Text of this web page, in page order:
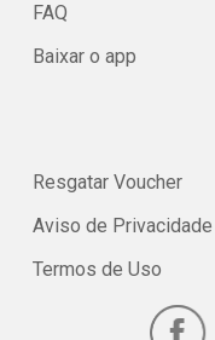
FAQ
Baixar o app
Resgatar Voucher
Aviso de Privacidade
Termos de Uso